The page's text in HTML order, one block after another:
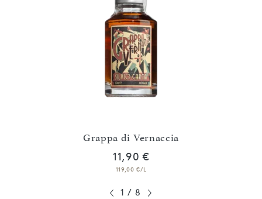
Grappa di Vernaccia
11,90 €
119,00 €/L
1 / 8